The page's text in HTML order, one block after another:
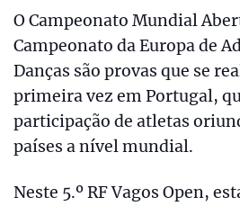
O Campeonato Mundial
Campeonato da Europa de
Danças são provas que se
primeira vez em Portugal,
participação de atletas
países a nível mundial.
Neste 5.º RF Vagos Open,